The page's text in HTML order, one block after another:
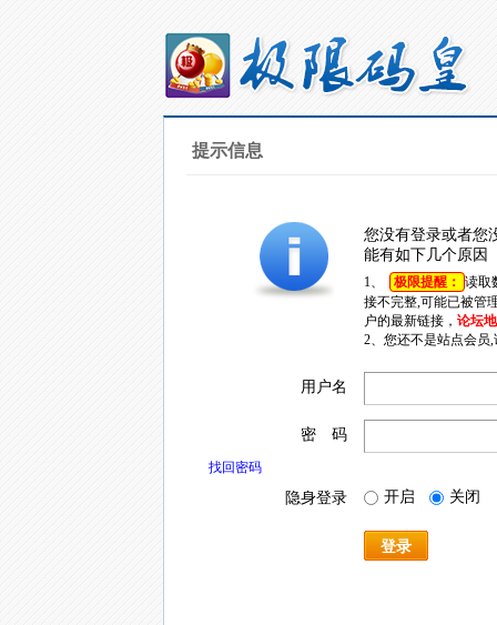
提示信息
您没有登录或者您
能有如下几个原因
1、 极限提醒： 读取
接不完整,可能已被管
户的最新链接， 论坛
2、您还不是站点会员
用户名
密 码
找回密码
隐身登录 开启 关闭
登录